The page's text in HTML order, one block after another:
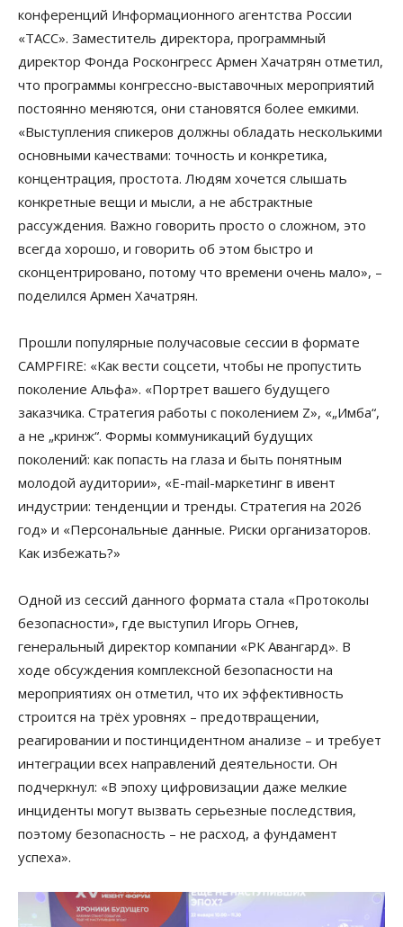
конференций Информационного агентства России
«ТАСС». Заместитель директора, программный
директор Фонда Росконгресс Армен Хачатрян отметил,
что программы конгрессно-выставочных мероприятий
постоянно меняются, они становятся более емкими.
«Выступления спикеров должны обладать несколькими
основными качествами: точность и конкретика,
концентрация, простота. Людям хочется слышать
конкретные вещи и мысли, а не абстрактные
рассуждения. Важно говорить просто о сложном, это
всегда хорошо, и говорить об этом быстро и
сконцентрировано, потому что времени очень мало», –
поделился Армен Хачатрян.
Прошли популярные получасовые сессии в формате
CAMPFIRE: «Как вести соцсети, чтобы не пропустить
поколение Альфа». «Портрет вашего будущего
заказчика. Стратегия работы с поколением Z», «„Имба“,
а не „кринж“. Формы коммуникаций будущих
поколений: как попасть на глаза и быть понятным
молодой аудитории», «E-mail-маркетинг в ивент
индустрии: тенденции и тренды. Стратегия на 2026
год» и «Персональные данные. Риски организаторов.
Как избежать?»
Одной из сессий данного формата стала «Протоколы
безопасности», где выступил Игорь Огнев,
генеральный директор компании «РК Авангард». В
ходе обсуждения комплексной безопасности на
мероприятиях он отметил, что их эффективность
строится на трёх уровнях – предотвращении,
реагировании и постинцидентном анализе – и требует
интеграции всех направлений деятельности. Он
подчеркнул: «В эпоху цифровизации даже мелкие
инциденты могут вызвать серьезные последствия,
поэтому безопасность – не расход, а фундамент
успеха».